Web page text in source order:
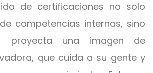
de certificaciones no solo
competencias internas, sino
proyecta una imagen de
que cuida a su gente y